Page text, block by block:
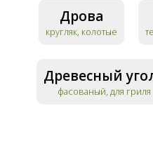
Дрова
кругляк, колотые
Древесный
фасованый, для гриля